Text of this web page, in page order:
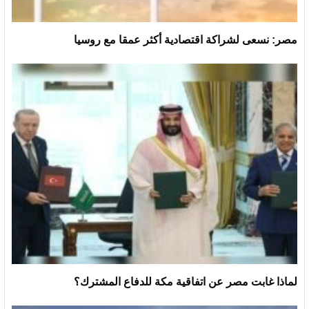
مصر: نسعى لشراكة اقتصادية أكثر عمقا مع روسيا
لماذا غابت مصر عن اتفاقية مكة للدفاع المشترك؟